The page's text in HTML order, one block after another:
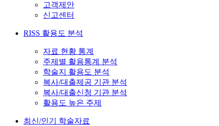
고객제안
신고센터
RISS 활용도 분석
자료 현황 통계
주제별 활용통계 분석
학술지 활용도 분석
복사/대출제공 기관 분석
복사/대출신청 기관 분석
활용도 높은 주제
최신/인기 학술자료